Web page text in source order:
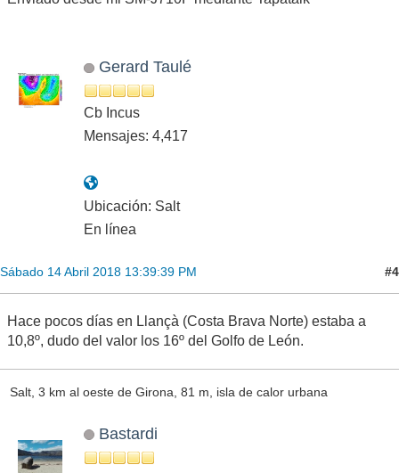
Gerard Taulé
Cb Incus
Mensajes: 4,417
Ubicación: Salt
En línea
Sábado 14 Abril 2018 13:39:39 PM #4
Hace pocos días en Llançà (Costa Brava Norte) estaba a
10,8º, dudo del valor los 16º del Golfo de León.
Salt, 3 km al oeste de Girona, 81 m, isla de calor urbana
Bastardi